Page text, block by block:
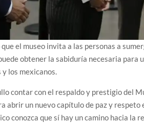
el museo invita a las personas a
obtener la sabiduría necesaria para
los mexicanos.
contar con el respaldo y prestigio del
abrir un nuevo capítulo de paz y
conozca que sí hay un camino hacia la